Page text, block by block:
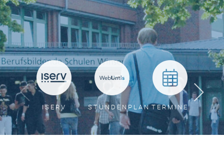
ISERV STUNDENPLAN TERMINE